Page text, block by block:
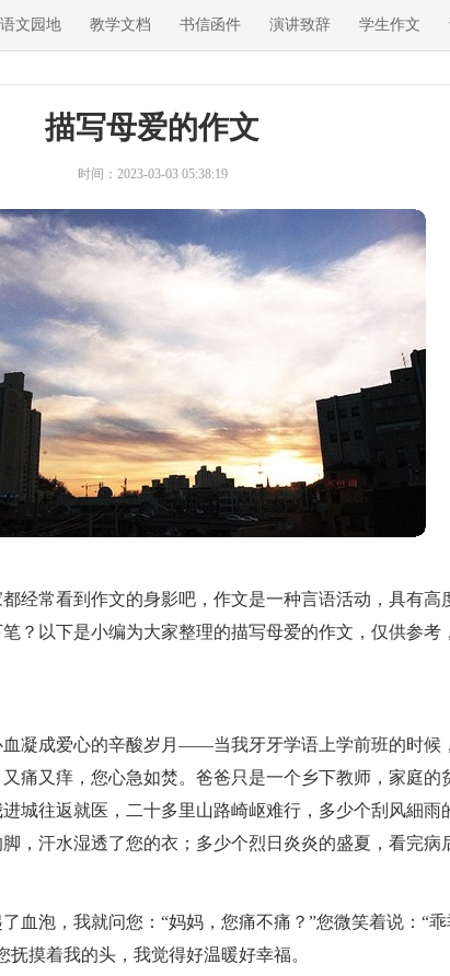
语文园地 教学文档 书信函件 演讲致辞 学生作文
描写母爱的作文
时间：2023-03-03 05:38:19
经常看到作文的身影吧，作文是一种言语活动，具有高
？以下是小编为大家整理的描写母爱的作文，仅供参考
凝成爱心的辛酸岁月——当我牙牙学语上学前班的时候
痛又痒，您心急如焚。爸爸只是一个乡下教师，家庭的
城往返就医，二十多里山路崎岖难行，多少个刮风細雨
，汗水湿透了您的衣；多少个烈日炎炎的盛夏，看完病
血泡，我就问您：“妈妈，您痛不痛？”您微笑着说：“
摸着我的头，我觉得好温暖好幸福。